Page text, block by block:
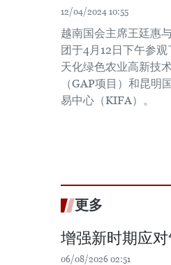
12/04/2024 10:55
越南国会主席王廷惠
团于4月12日下午参
天化绿色农业高新技
（GAP项目）和昆明
易中心（KIFA）。
更多
增强新时期应
06/08/2026 02:51